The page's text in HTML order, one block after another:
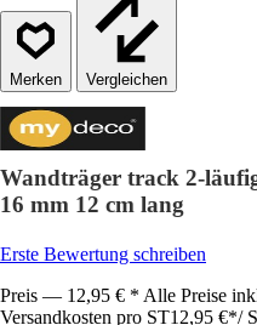
Vergleichen
Wandträger track 2-
16 mm 12 cm lang
Erste Bewertung schreiben
Preis — 12,95 € * Alle Preise
Versandkosten pro ST12,95 €*/